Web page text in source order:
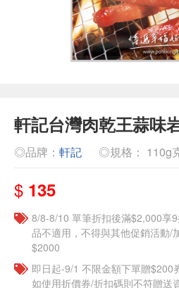
軒記台灣肉乾王蒜味
◎品牌： 軒記 ◎規格： 110g
$ 135
8/8-8/10 單筆折扣後滿$2,000享
品不適用，不得與其他促銷活動/
$2000
即日起-9/1 不限金額下單贈$200
如使用折價券/折扣碼則不符贈送